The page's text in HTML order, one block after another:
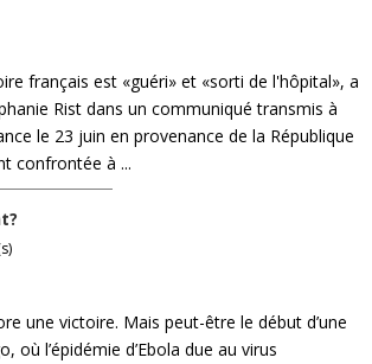
français est «guéri» et «sorti de l'hôpital», a
Rist dans un communiqué transmis à
le 23 juin en provenance de la République
confrontée à ...
une victoire. Mais peut-être le début d’une
où l’épidémie d’Ebola due au virus